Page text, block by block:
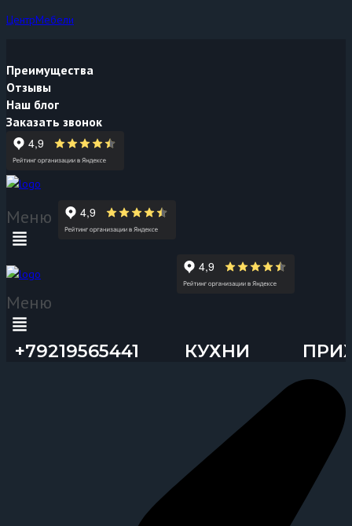
ЦентрМебели
Преимущества
Отзывы
Наш блог
Заказать звонок
Меню
Меню
+79219565441 КУХНИ